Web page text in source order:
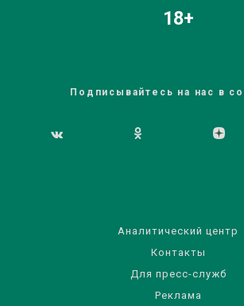
18+
Подписывайтесь на нас в
Аналитический центр
Контакты
Для пресс-служб
Реклама